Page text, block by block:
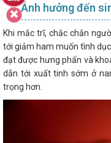
5. Ảnh hưởng đến
Khi mắc trĩ, chắc chắn
tới giảm ham muốn tình
đạt được hưng phấn và
dẫn tới xuất tinh sớm ở
trọng hơn.